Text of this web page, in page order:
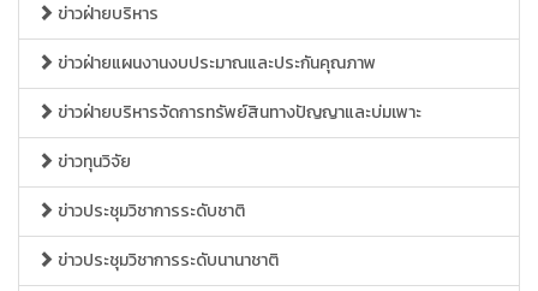
ข่าวฝ่ายบริหาร
ข่าวฝ่ายแผนงานงบประมาณและประกันคุณภาพ
ข่าวฝ่ายบริหารจัดการทรัพย์สินทางปัญญาและบ่มเพาะ
ข่าวทุนวิจัย
ข่าวประชุมวิชาการระดับชาติ
ข่าวประชุมวิชาการระดับนานาชาติ